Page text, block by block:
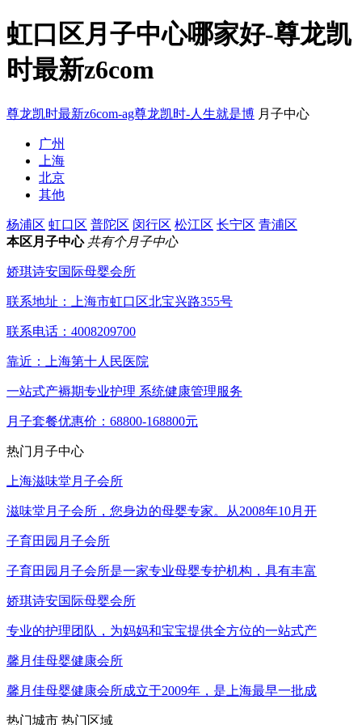
虹口区月子中心哪家好-尊龙凯
时最新z6com
尊龙凯时最新z6com-ag尊龙凯时-人生就是博 月子中心
广州
上海
北京
其他
杨浦区 虹口区 普陀区 闵行区 松江区 长宁区 青浦区
本区月子中心 共有个月子中心
娇琪诗安国际母婴会所
联系地址： 上海市虹口区北宝兴路355号
联系电话： 4008209700
靠近：上海第十人民医院
一站式产褥期专业护理 系统健康管理服务
月子套餐优惠价：68800-168800元
热门月子中心
上海滋味堂月子会所
滋味堂月子会所，您身边的母婴专家。从2008年10月开
子育田园月子会所
子育田园月子会所是一家专业母婴专护机构，具有丰富
娇琪诗安国际母婴会所
专业的护理团队，为妈妈和宝宝提供全方位的一站式产
馨月佳母婴健康会所
馨月佳母婴健康会所成立于2009年，是上海最早一批成
热门城市 热门区域